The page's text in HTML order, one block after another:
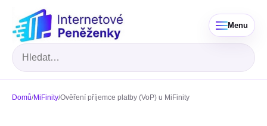
Menu
Hledat
Domů/MiFinity/Ověření příjemce platby (VoP) u MiFinity